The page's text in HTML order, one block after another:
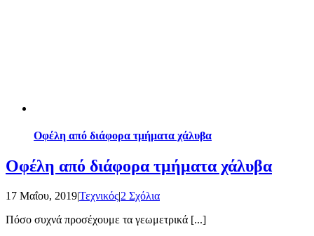
Οφέλη από διάφορα τμήματα χάλυβα
Οφέλη από διάφορα τμήματα χάλυβα
17 Μαΐου, 2019|Τεχνικός|2 Σχόλια
Πόσο συχνά προσέχουμε τα γεωμετρικά [...]